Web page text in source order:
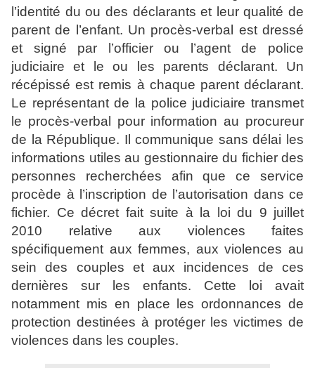
l’identité du ou des déclarants et leur qualité de
parent de l’enfant. Un procès-verbal est dressé
et signé par l’officier ou l’agent de police
judiciaire et le ou les parents déclarant. Un
récépissé est remis à chaque parent déclarant.
Le représentant de la police judiciaire transmet
le procès-verbal pour information au procureur
de la République. Il communique sans délai les
informations utiles au gestionnaire du fichier des
personnes recherchées afin que ce service
procède à l’inscription de l’autorisation dans ce
fichier. Ce décret fait suite à la loi du 9 juillet
2010 relative aux violences faites
spécifiquement aux femmes, aux violences au
sein des couples et aux incidences de ces
dernières sur les enfants. Cette loi avait
notamment mis en place les ordonnances de
protection destinées à protéger les victimes de
violences dans les couples.